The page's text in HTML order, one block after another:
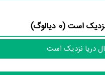
(0 دیالوگ)
دریا نزدیک است